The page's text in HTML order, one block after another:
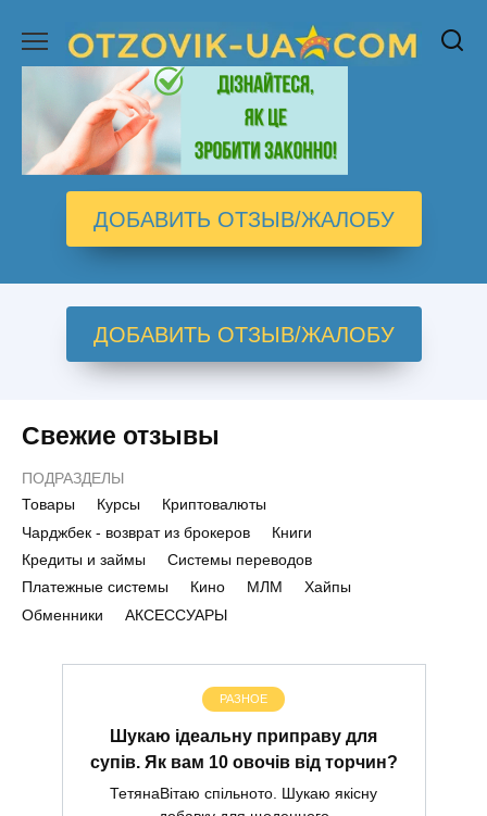
содержанию
ДОБАВИТЬ ОТЗЫВ/ЖАЛОБУ
ДОБАВИТЬ ОТЗЫВ/ЖАЛОБУ
Свежие отзывы
ПОДРАЗДЕЛЫ
Товары
Курсы
Криптовалюты
Чарджбек - возврат из брокеров
Книги
Кредиты и займы
Системы переводов
Платежные системы
Кино МЛМ
Хайпы
Обменники
АКСЕССУАРЫ
РАЗНОЕ
Шукаю ідеальну приправу для
супів. Як вам 10 овочів від торчин?
ТетянаВітаю спільното. Шукаю якісну